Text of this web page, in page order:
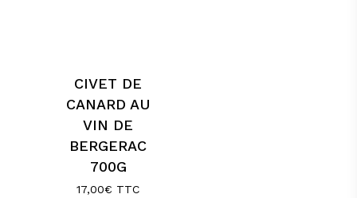
CIVET DE
CANARD AU
VIN DE
BERGERAC
700G
17,00€ TTC